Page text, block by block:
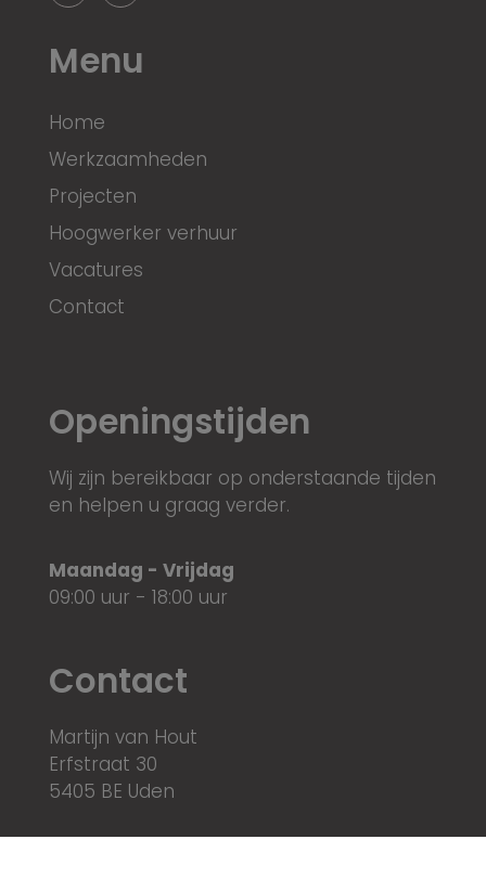
Menu
Home
Werkzaamheden
Projecten
Hoogwerker verhuur
Vacatures
Contact
Openingstijden
Wij zijn bereikbaar op onderstaande tijden
en helpen u graag verder.
Maandag - Vrijdag
09:00 uur - 18:00 uur
Contact
Martijn van Hout
Erfstraat 30
5405 BE Uden